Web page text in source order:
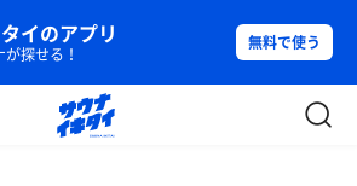
イのアプリ
探せる！
無料で使う